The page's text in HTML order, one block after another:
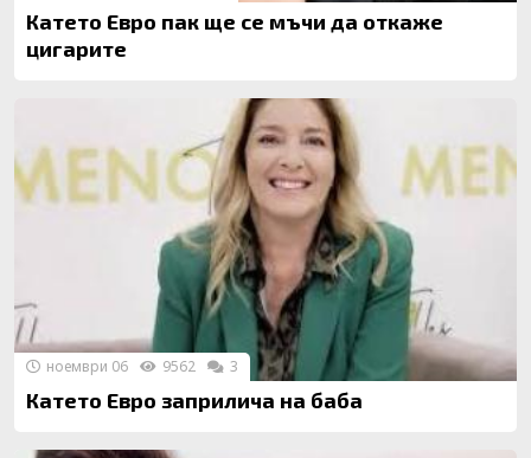
Катето Евро пак ще се мъчи да откаже
цигарите
Катето Евро заприлича на баба
ноември 06 9562 3